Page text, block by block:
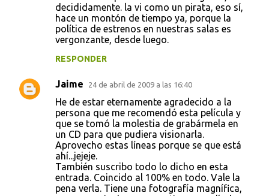
decididamente. la vi como un pirata, eso sí,
hace un montón de tiempo ya, porque la
política de estrenos en nuestras salas es
vergonzante, desde luego.
RESPONDER
Jaime 24 de abril de 2009 a las 16:40
He de estar eternamente agradecido a la
persona que me recomendó esta película y
que se tomó la molestia de grabármela en
un CD para que pudiera visionarla.
Aprovecho estas líneas porque se que está
ahí...jejeje.
También suscribo todo lo dicho en esta
entrada. Coincido al 100% en todo. Vale la
pena verla. Tiene una fotografía magnífica,